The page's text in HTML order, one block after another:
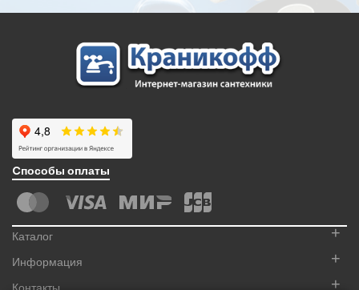
Cпособы оплаты
Каталог +
Информация +
+